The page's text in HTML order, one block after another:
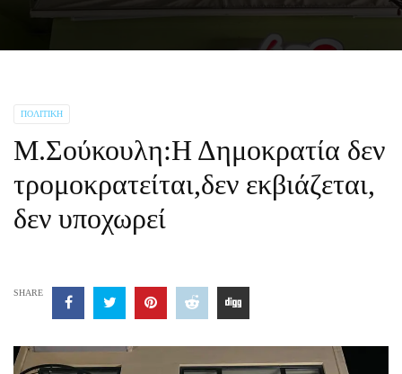
ΠΟΛΙΤΙΚΉ
Μ.Σούκουλη:Η Δημοκρατία δεν
τρομοκρατείται,δεν εκβιάζεται,
δεν υποχωρεί
SHARE